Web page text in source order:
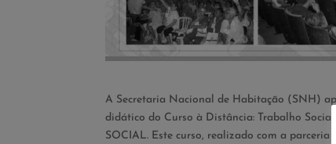
A Secretaria Nacional de Habitação (SNH)
didático do Curso à Distância: Trabalho
SOCIAL. Este curso, realizado com a